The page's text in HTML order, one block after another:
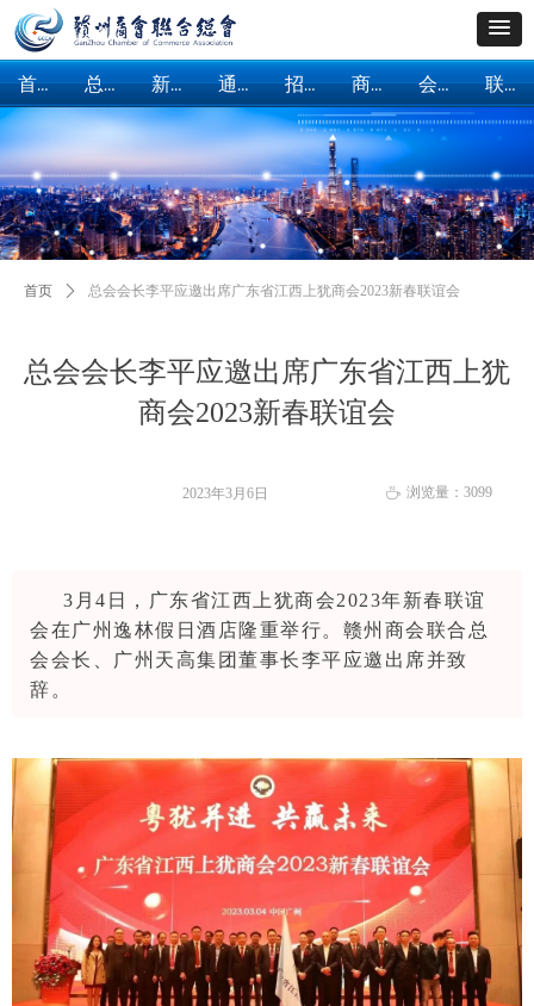
首页 总会概括 新闻中心
新闻中心
通知公告
通知公告
招商引资
招商引资
商会建设
商会建设
会员服务
会员服务
联系我们
总会会长李平应邀出席广东省江西上犹
商会2023新春联谊会
首页 ꄲ 总会会长李平应邀出席广东省江西上犹商会2023新春联谊会
3月4日，广东省江西上犹商会2023年新春联谊
会在广州逸林假日酒店隆重举行。赣州商会联合总
会会长、广州天高集团董事长李平应邀出席并致
辞。
2023年3月6日 ꄘ 浏览量： 3099